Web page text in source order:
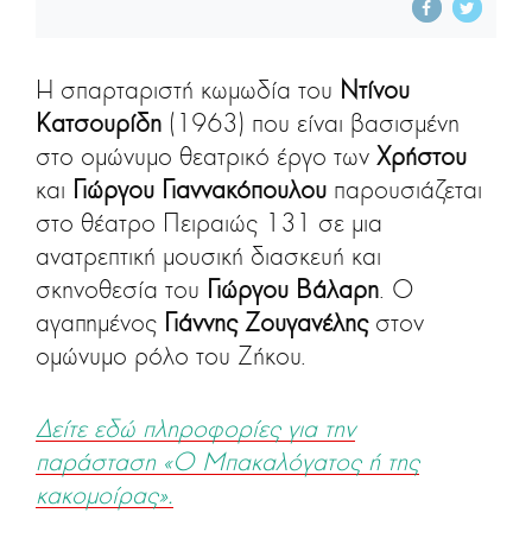
Η σπαρταριστή κωμωδία του Ντίνου
Κατσουρίδη (1963) που είναι βασισμένη
στο ομώνυμο θεατρικό έργο των Χρήστου
και Γιώργου Γιαννακόπουλου παρουσιάζεται
στο θέατρο Πειραιώς 131 σε μια
ανατρεπτική μουσική διασκευή και
σκηνοθεσία του Γιώργου Βάλαρη. Ο
αγαπημένος Γιάννης Ζουγανέληςστον
ομώνυμο ρόλο του Ζήκου.
Δείτε εδώ πληροφορίες για την
παράσταση «Ο Μπακαλόγατος ή της
κακομοίρας».